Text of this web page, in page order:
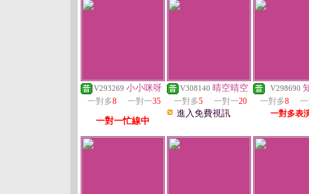
V293269 小小咪呀
一對多8 一對一35
一對一忙線中
V308140 晴空晴空
一對多5 一對一20
進入免費視訊
V298690
一對多8
一對多表